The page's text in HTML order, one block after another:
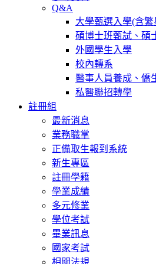
Q&A
大學甄選入學(含繁
碩博士班甄試、碩
外國學生入學
校內轉系
醫事人員養成、僑
私醫聯招轉學
註冊組
最新消息
業務職掌
正備取生報到系統
新生專區
註冊學籍
學業成績
多元修業
學位考試
畢業訊息
國家考試
相關法規